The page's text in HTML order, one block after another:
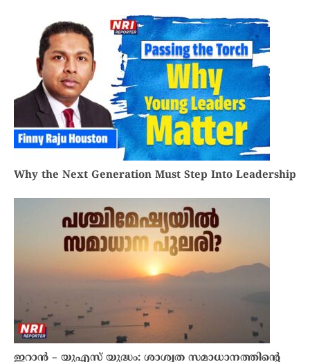
Why the Next Generation Must Step Into Leadership
ഇറാൻ – യുഎസ് യുദ്ധം: ശാശ്വത സമാധാനത്തിന്റെ